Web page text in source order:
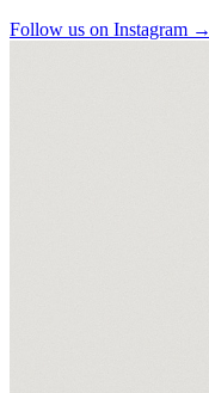
Follow us on Instagram →